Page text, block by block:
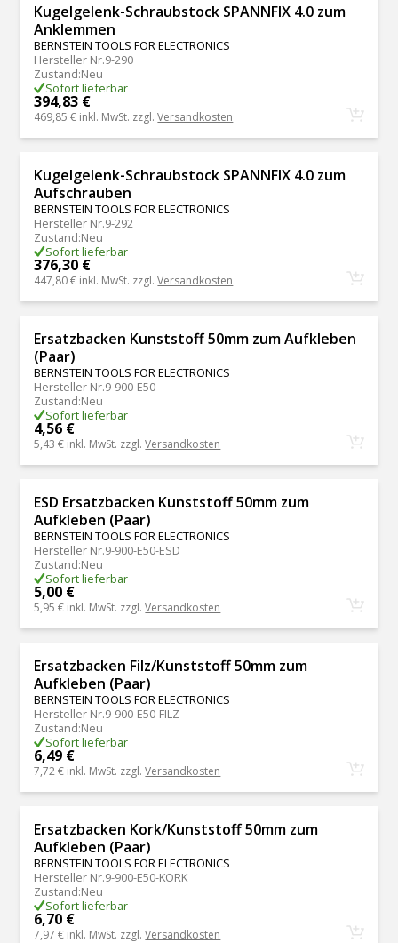
Kugelgelenk-Schraubstock SPANNFIX 4.0 zum
Anklemmen
BERNSTEIN TOOLS FOR ELECTRONICS
Hersteller Nr.9-290
Zustand:Neu
Sofort lieferbar
394,83 €
469,85 € inkl. MwSt. zzgl.Versandkosten
Kugelgelenk-Schraubstock SPANNFIX 4.0 zum
Aufschrauben
BERNSTEIN TOOLS FOR ELECTRONICS
Hersteller Nr.9-292
Zustand:Neu
Sofort lieferbar
376,30 €
447,80 € inkl. MwSt. zzgl.Versandkosten
Ersatzbacken Kunststoff 50mm zum Aufkleben
(Paar)
BERNSTEIN TOOLS FOR ELECTRONICS
Hersteller Nr.9-900-E50
Zustand:Neu
Sofort lieferbar
4,56 €
5,43 € inkl. MwSt. zzgl.Versandkosten
ESD Ersatzbacken Kunststoff 50mm zum
Aufkleben (Paar)
BERNSTEIN TOOLS FOR ELECTRONICS
Hersteller Nr.9-900-E50-ESD
Zustand:Neu
Sofort lieferbar
5,00 €
5,95 € inkl. MwSt. zzgl.Versandkosten
Ersatzbacken Filz/Kunststoff 50mm zum
Aufkleben (Paar)
BERNSTEIN TOOLS FOR ELECTRONICS
Hersteller Nr.9-900-E50-FILZ
Zustand:Neu
Sofort lieferbar
6,49 €
7,72 € inkl. MwSt. zzgl.Versandkosten
Ersatzbacken Kork/Kunststoff 50mm zum
Aufkleben (Paar)
BERNSTEIN TOOLS FOR ELECTRONICS
Hersteller Nr.9-900-E50-KORK
Zustand:Neu
Sofort lieferbar
6,70 €
7,97 € inkl. MwSt. zzgl.Versandkosten